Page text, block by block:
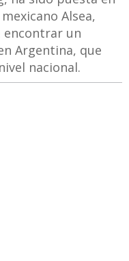
Alsea,
encontrar un
Argentina, que
nacional.